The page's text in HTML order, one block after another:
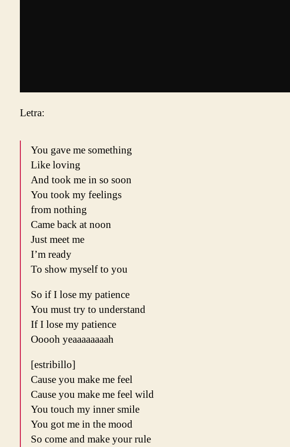
Letra:
You gave me something
Like loving
And took me in so soon
You took my feelings
from nothing
Came back at noon
Just meet me
I’m ready
To show myself to you
So if I lose my patience
You must try to understand
If I lose my patience
Ooooh yeaaaaaaaah
[estribillo]
Cause you make me feel
Cause you make me feel wild
You touch my inner smile
You got me in the mood
So come and make your rule